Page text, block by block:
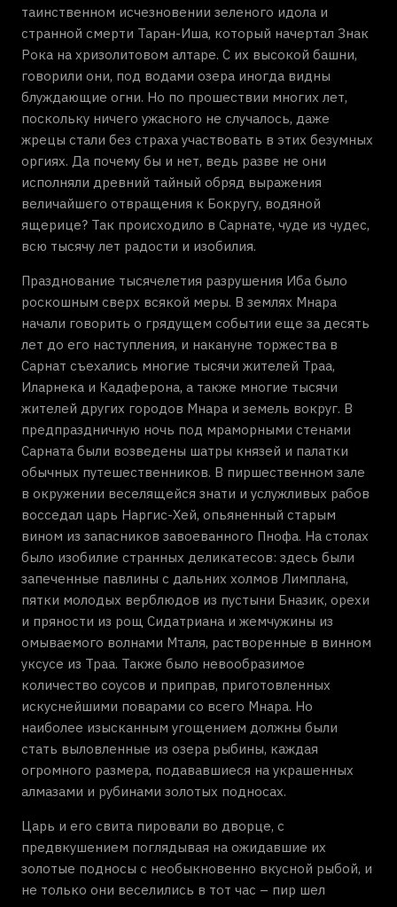
таинственном исчезновении зеленого идола и
странной смерти Таран-Иша, который начертал Знак
Рока на хризолитовом алтаре. С их высокой башни,
говорили они, под водами озера иногда видны
блуждающие огни. Но по прошествии многих лет,
поскольку ничего ужасного не случалось, даже
жрецы стали без страха участвовать в этих безумных
оргиях. Да почему бы и нет, ведь разве не они
исполняли древний тайный обряд выражения
величайшего отвращения к Бокругу, водяной
ящерице? Так происходило в Сарнате, чуде из чудес,
всю тысячу лет радости и изобилия.
Празднование тысячелетия разрушения Иба было
роскошным сверх всякой меры. В землях Мнара
начали говорить о грядущем событии еще за десять
лет до его наступления, и накануне торжества в
Сарнат съехались многие тысячи жителей Траа,
Иларнека и Кадаферона, а также многие тысячи
жителей других городов Мнара и земель вокруг. В
предпраздничную ночь под мраморными стенами
Сарната были возведены шатры князей и палатки
обычных путешественников. В пиршественном зале
в окружении веселящейся знати и услужливых рабов
восседал царь Наргис-Хей, опьяненный старым
вином из запасников завоеванного Пнофа. На столах
было изобилие странных деликатесов: здесь были
запеченные павлины с дальних холмов Лимплана,
пятки молодых верблюдов из пустыни Бназик, орехи
и пряности из рощ Сидатриана и жемчужины из
омываемого волнами Мталя, растворенные в винном
уксусе из Траа. Также было невообразимое
количество соусов и приправ, приготовленных
искуснейшими поварами со всего Мнара. Но
наиболее изысканным угощением должны были
стать выловленные из озера рыбины, каждая
огромного размера, подававшиеся на украшенных
алмазами и рубинами золотых подносах.
Царь и его свита пировали во дворце, с
предвкушением поглядывая на ожидавшие их
золотые подносы с необыкновенно вкусной рыбой, и
не только они веселились в тот час – пир шел